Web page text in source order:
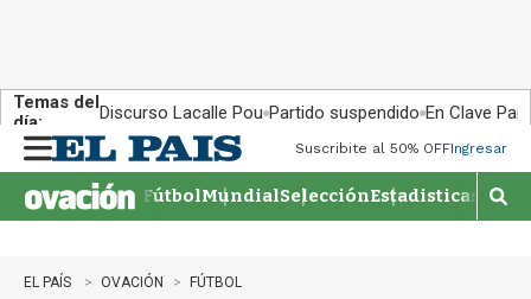
Temas del
día:
Discurso Lacalle Pou Partido suspendido En Clave País
n
u
Suscribite al 50% OFFIngresar
FútbolMundialSelecciónEstadisticas
M
o
EL PAÍS OVACIÓN FÚTBOL